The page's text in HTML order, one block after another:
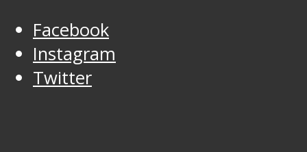
Facebook
Instagram
Twitter